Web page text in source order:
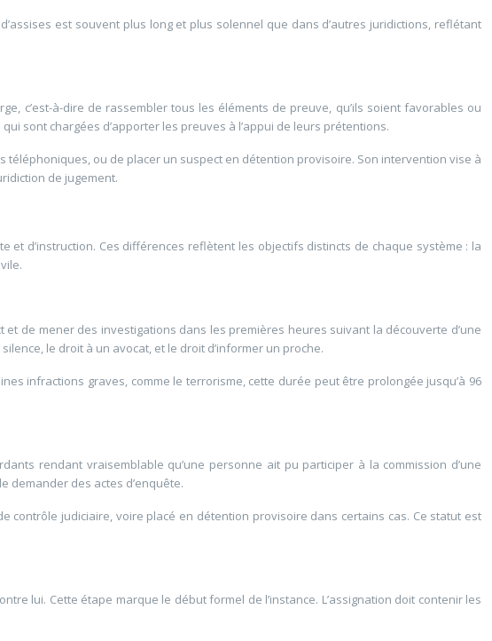
est souvent plus long et plus solennel que dans d’autres juridictions, reflétant
c’est-à-dire de rassembler tous les éléments de preuve, qu’ils soient favorables ou
sont chargées d’apporter les preuves à l’appui de leurs prétentions.
téléphoniques, ou de placer un suspect en détention provisoire. Son intervention vise à
de jugement.
d’instruction. Ces différences reflètent les objectifs distincts de chaque système : la
de mener des investigations dans les premières heures suivant la découverte d’une
le droit à un avocat, et le droit d’informer un proche.
infractions graves, comme le terrorisme, cette durée peut être prolongée jusqu’à 96
rendant vraisemblable qu’une personne ait pu participer à la commission d’une
demander des actes d’enquête.
contrôle judiciaire, voire placé en détention provisoire dans certains cas. Ce statut est
lui. Cette étape marque le début formel de l’instance. L’assignation doit contenir les